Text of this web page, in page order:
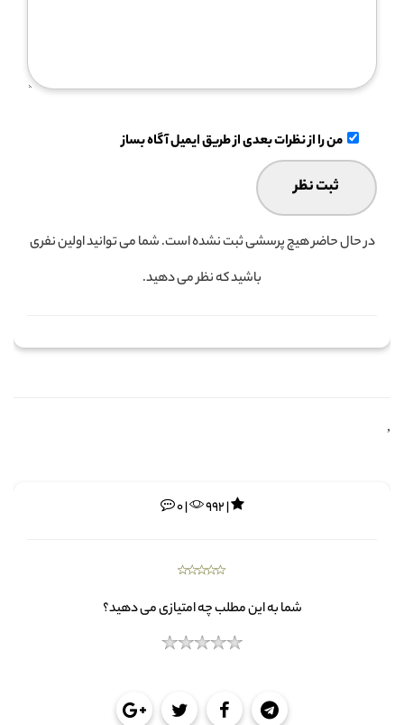
من را از نظرات بعدی از طریق ایمیل آگاه بساز
در حال حاضر هیچ پرسشی ثبت نشده است. شما می توانید اولین نفری
باشید که نظر می دهید.
,
0 | 992 |
شما به این مطلب چه امتیازی می دهید؟